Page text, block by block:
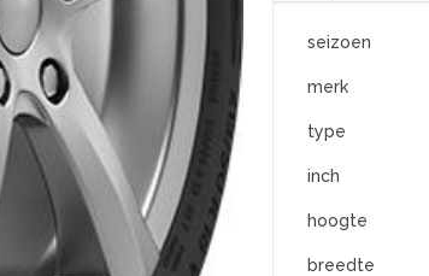
seizoen
merk
type
inch
hoogte
breedte